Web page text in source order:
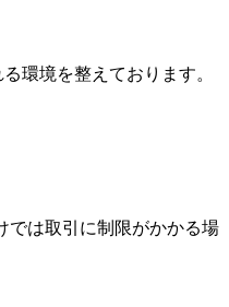
環境を整えております。
では取引に制限がかかる場